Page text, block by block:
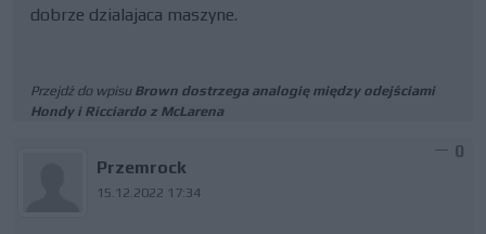
dobrze dzialajaca maszyne.
Przejdź do wpisu Brown dostrzega analogię między odejściami
Hondy i Ricciardo z McLarena
Przemrock
15.12.2022 17:34
0